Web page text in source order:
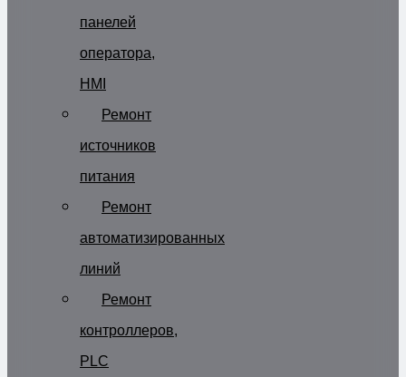
панелей
оператора,
HMI
Ремонт
источников
питания
Ремонт
автоматизированных
линий
Ремонт
контроллеров,
PLC